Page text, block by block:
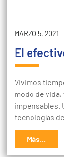
MARZO 5, 2021
El
Vivimos
modo de vida,
impensables.
tecnologías de
Más...